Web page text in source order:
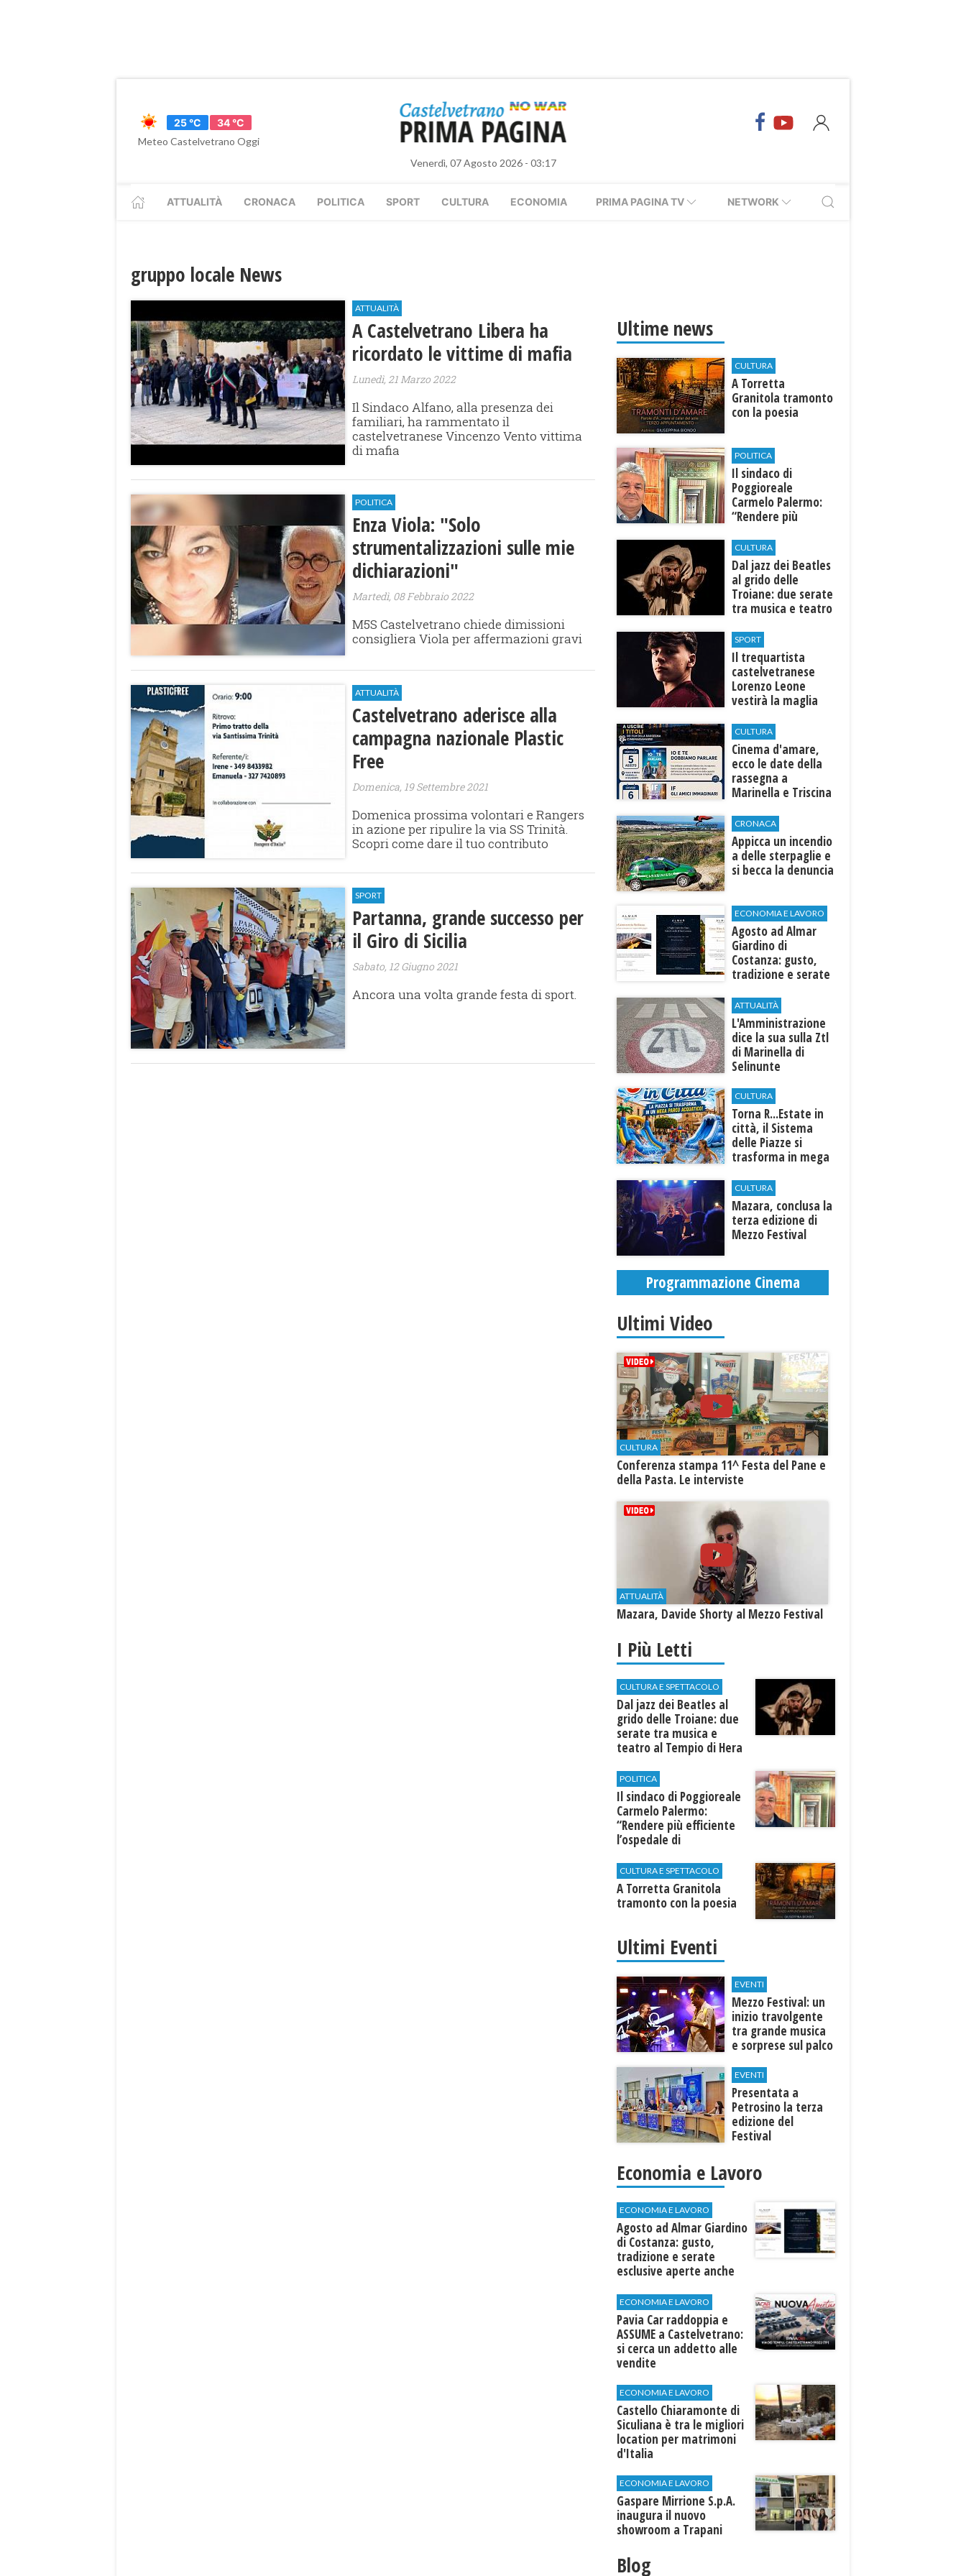
25 °C
34 °C
Meteo Castelvetrano Oggi
Venerdì, 07 Agosto 2026 - 03:17
ATTUALITÀ CRONACA POLITICA SPORT CULTURA ECONOMIA PRIMA PAGINA TV NETWORK
gruppo locale News
ATTUALITÀ
A Castelvetrano Libera ha
ricordato le vittime di mafia
Lunedì, 21 Marzo 2022
Il Sindaco Alfano, alla presenza dei
familiari, ha rammentato il
castelvetranese Vincenzo Vento vittima
di mafia
POLITICA
Enza Viola: "Solo
strumentalizzazioni sulle mie
dichiarazioni"
Martedì, 08 Febbraio 2022
M5S Castelvetrano chiede dimissioni
consigliera Viola per affermazioni gravi
ATTUALITÀ
Castelvetrano aderisce alla
campagna nazionale Plastic
Free
Domenica, 19 Settembre 2021
Domenica prossima volontari e Rangers
in azione per ripulire la via SS Trinità.
Scopri come dare il tuo contributo
SPORT
Partanna, grande successo per
il Giro di Sicilia
Sabato, 12 Giugno 2021
Ancora una volta grande festa di sport.
Ultime news
CULTURA
​A Torretta
Granitola tramonto
con la poesia
POLITICA
Il sindaco di
Poggioreale
Carmelo Palermo:
“Rendere più
l’ospedale di
Castelvetrano."
CULTURA
Dal jazz dei Beatles
al grido delle
Troiane: due serate
tra musica e teatro
Selinunte
SPORT
Il trequartista
castelvetranese
Lorenzo Leone
vestirà la maglia
CULTURA
Cinema d'amare,
ecco le date della
rassegna a
Marinella e Triscina
CRONACA
Appicca un incendio
a delle sterpaglie e
si becca la denuncia
ECONOMIA E LAVORO
Agosto ad Almar
Giardino di
Costanza: gusto,
tradizione e serate
anche agli ospiti
esterni
ATTUALITÀ
L'Amministrazione
dice la sua sulla Ztl
di Marinella di
Selinunte
CULTURA
Torna R...Estate in
città, il Sistema
delle Piazze si
trasforma in mega
CULTURA
​Mazara, conclusa la
terza edizione di
Mezzo Festival
Programmazione Cinema
Ultimi Video
CULTURA
Conferenza stampa 11^ Festa del Pane e
della Pasta. Le interviste
ATTUALITÀ
Mazara, Davide Shorty al Mezzo Festival
I Più Letti
CULTURA E SPETTACOLO
Dal jazz dei Beatles al
grido delle Troiane: due
serate tra musica e
teatro al Tempio di Hera
POLITICA
Il sindaco di Poggioreale
Carmelo Palermo:
“Rendere più efficiente
l’ospedale di
CULTURA E SPETTACOLO
​A Torretta Granitola
tramonto con la poesia
Ultimi Eventi
EVENTI
Mezzo Festival: un
inizio travolgente
tra grande musica
e sorprese sul palco
EVENTI
Presentata a
Petrosino la terza
edizione del
Festival
"Voci dal
Economia e Lavoro
ECONOMIA E LAVORO
Agosto ad Almar Giardino
di Costanza: gusto,
tradizione e serate
esclusive aperte anche
ECONOMIA E LAVORO
Pavia Car raddoppia e
ASSUME a Castelvetrano:
si cerca un addetto alle
vendite
ECONOMIA E LAVORO
Castello Chiaramonte di
Siculiana è tra le migliori
location per matrimoni
d'Italia
ECONOMIA E LAVORO
​Gaspare Mirrione S.p.A.
inaugura il nuovo
showroom a Trapani
Blog